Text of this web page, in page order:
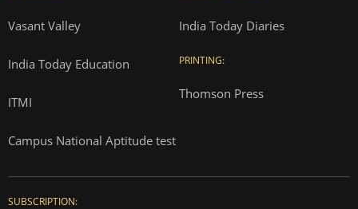
Vasant Valley
India Today Education
ITMI
Campus National Aptitude test
India Today Diaries
PRINTING:
Thomson Press
SUBSCRIPTION: